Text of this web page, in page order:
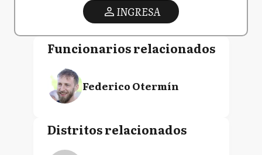
INGRESA
Funcionarios relacionados
Federico Otermín
Distritos relacionados